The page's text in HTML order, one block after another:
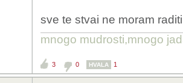
sve te stvai ne moram
mnogo mudrosti,mnogo
3 0 HVALA 1